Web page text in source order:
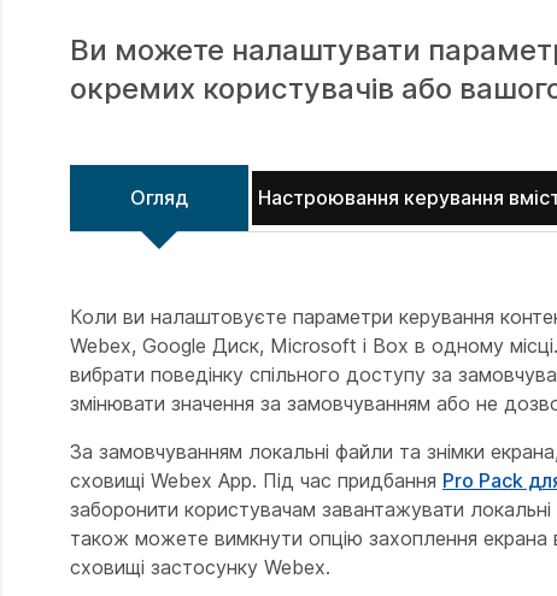
Ви можете налаштувати
окремих користувачів або
Огляд Настроювання керування
Коли ви налаштовуєте параметри керування
Webex, Google Диск, Microsoft і Box в одному
вибрати поведінку спільного доступу за
змінювати значення за замовчуванням або не
За замовчуванням локальні файли та знімки
сховищі Webex App. Під час придбання Pro Pack
заборонити користувачам завантажувати
також можете вимкнути опцію захоплення екрана
сховищі застосунку Webex.